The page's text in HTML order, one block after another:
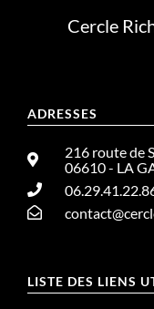
ADRESSES
216 route de
06610 - LA
LISTE DES LIENS
Cercle